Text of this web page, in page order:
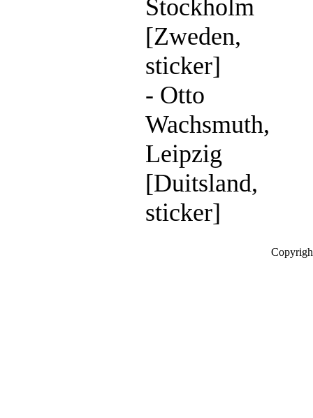
Stockholm
[Zweden,
sticker]
- Otto
Wachsmuth,
Leipzig
[Duitsland,
sticker]